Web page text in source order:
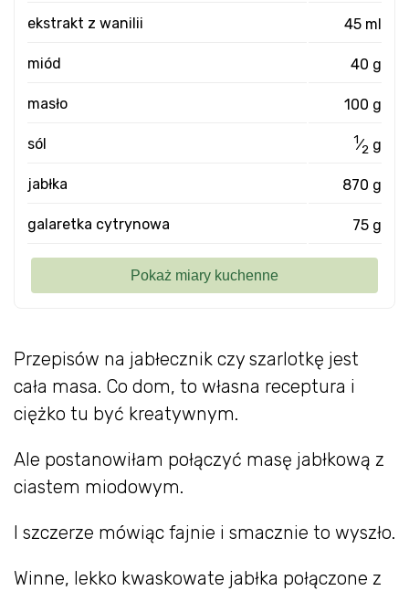
Przepisów na jabłecznik czy szarlotkę jest
cała masa. Co dom, to własna receptura i
ciężko tu być kreatywnym.
Ale postanowiłam połączyć masę jabłkową z
ciastem miodowym.
I szczerze mówiąc fajnie i smacznie to wyszło.
Winne, lekko kwaskowate jabłka połączone z
ekstrakt z wanilii 45 ml
miód 40 g
masło 100 g
sól 1⁄2 g
jabłka 870 g
galaretka cytrynowa 75 g